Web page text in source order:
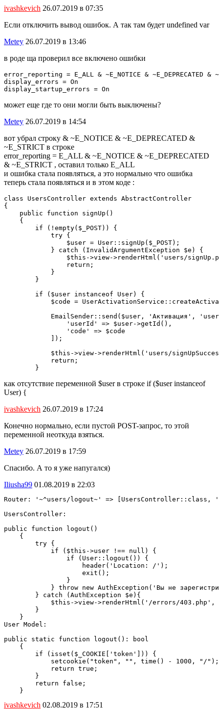
ivashkevich 26.07.2019 в 07:35
Если отключить вывод ошибок. А так там будет undefined var
Metey 26.07.2019 в 13:46
в роде ща проверил все включено ошибки
error_reporting = E_ALL & ~E_NOTICE & ~E_DEPRECATED &
display_errors = On
display_startup_errors = On
может еще где то они могли быть выключены?
Metey 26.07.2019 в 14:54
вот убрал строку & ~E_NOTICE & ~E_DEPRECATED &
~E_STRICT в строке
error_reporting = E_ALL & ~E_NOTICE & ~E_DEPRECATED
& ~E_STRICT , оставил только E_ALL
и ошибка стала появляться, а это нормально что ошибка
теперь стала появляться и в этом коде :
class UsersController extends AbstractController
{
    public function signUp()
    {
        if (!empty($_POST)) {
            try {
                $user = User::signUp($_POST);
            } catch (InvalidArgumentException $e) {
$this->view->renderHtml('users/
                return;
            }
        }
        if ($user instanceof User) {
$code =
EmailSender::send($user, 'Активация',
                'userId' => $user->getId(),
                'code' => $code
            ]);
$this->view->renderHtml('users/
            return;
        }
как отсутствие переменной $user в строке if ($user instanceof
User) {
ivashkevich 26.07.2019 в 17:24
Конечно нормально, если пустой POST-запрос, то этой
переменной неоткуда взяться.
Metey 26.07.2019 в 17:59
Спасибо. А то я уже напугался)
Iliusha99 01.08.2019 в 22:03
Router: '~^users/logout~' => [UsersController::class,
UsersController:
public function logout()
    {
        try {
            if ($this->user !== null) {
                if (User::logout()) {
                    header('Location: /');
                    exit();
                }
} throw new AuthException('Вы не
        } catch (AuthException $e){
$this->view->renderHtml('/errors/
        }
    }
User Model:
public static function logout(): bool
    {
        if (isset($_COOKIE['token'])) {
            setcookie("token", "", time() - 1000, "/");
            return true;
        }
        return false;
ivashkevich 02.08.2019 в 17:51